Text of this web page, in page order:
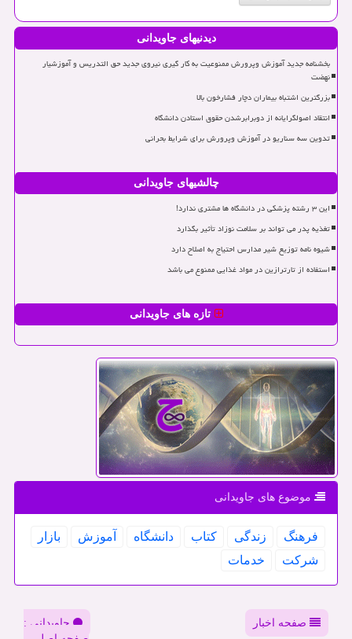
دیدنیهای جاویدانی
بخشنامه جدید آموزش وپرورش ممنوعیت به کار گیری نیروی جدید حق التدریس و آموزشیار
نهضت
بزرگترین اشتباه بیماران دچار فشارخون بالا
انتقاد اصولگرایانه از دوبرابرشدن حقوق استادن دانشگاه
تدوین سه سناریو در آموزش وپرورش برای شرایط بحرانی
چالشیهای جاویدانی
این ۳ رشته پزشکی در دانشگاه ها مشتری ندارد!
تغذیه پدر می تواند بر سلامت نوزاد تأثیر بگذارد
شیوه نامه توزیع شیر مدارس احتیاج به اصلاح دارد
استفاده از تارترازین در مواد غذایی ممنوع می باشد
تازه های جاویدانی
موضوع های جاویدانی
فرهنگ زندگی كتاب دانشگاه آموزش
بازار
شركت
خدمات
صفحه اخبار
جاویدانی :